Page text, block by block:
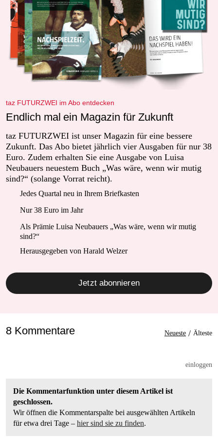
taz FUTURZWEI im Abo entdecken
Endlich mal ein Magazin für Zukunft
taz FUTURZWEI ist unser Magazin für eine bessere
Zukunft. Das Abo bietet jährlich vier Ausgaben für nur 38
Euro. Zudem erhalten Sie eine Ausgabe von Luisa
Neubauers neuestem Buch „Was wäre, wenn wir mutig
sind?“ (solange Vorrat reicht).
Jedes Quartal neu in Ihrem Briefkasten
Nur 38 Euro im Jahr
Als Prämie Luisa Neubauers „Was wäre, wenn wir mutig
sind?“
Herausgegeben von Harald Welzer
Jetzt abonnieren
8 Kommentare Neueste / Älteste
Die Kommentarfunktion unter diesem Artikel ist
geschlossen.
Wir öffnen die Kommentarspalte bei ausgewählten Artikeln
für etwa drei Tage – hier sind sie zu finden.
einloggen